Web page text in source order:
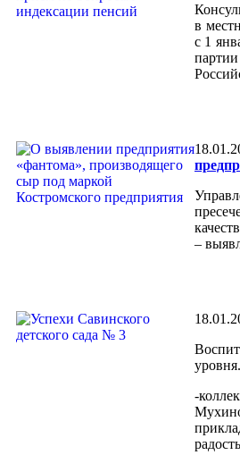
в
с 1
–
-